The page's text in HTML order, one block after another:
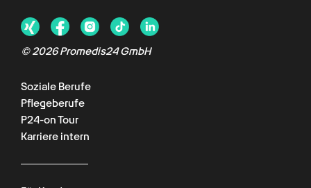
©2026Promedis24 GmbH
Soziale Berufe
Pflegeberufe
P24-on Tour
Karriere intern